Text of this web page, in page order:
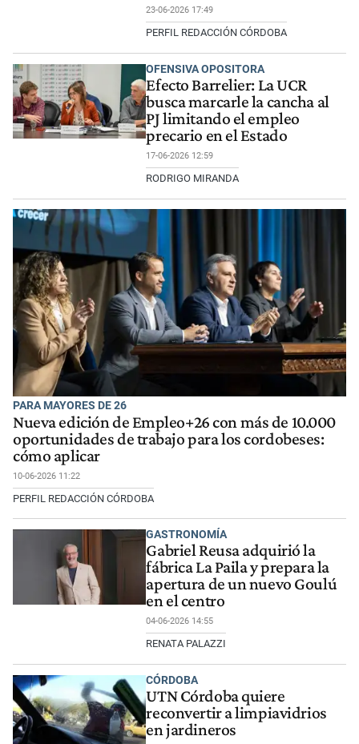
23-06-2026 17:49
PERFIL REDACCIÓN CÓRDOBA
OFENSIVA OPOSITORA
Efecto Barrelier: La UCR
busca marcarle la cancha al
PJ limitando el empleo
precario en el Estado
17-06-2026 12:59
RODRIGO MIRANDA
PARA MAYORES DE 26
Nueva edición de Empleo+26 con más de 10.000
oportunidades de trabajo para los cordobeses:
cómo aplicar
10-06-2026 11:22
PERFIL REDACCIÓN CÓRDOBA
GASTRONOMÍA
Gabriel Reusa adquirió la
fábrica La Paila y prepara la
apertura de un nuevo Goulú
en el centro
04-06-2026 14:55
RENATA PALAZZI
CÓRDOBA
UTN Córdoba quiere
reconvertir a limpiavidrios
en jardineros